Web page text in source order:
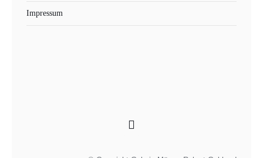
Impressum